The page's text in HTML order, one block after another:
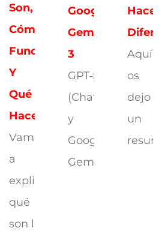
Son,
Cómo
Funcionan
Y
Qué
Hacen
Vamos
a
explicarte
qué
son los
Google
Gemini
3
GPT‑5.2
(ChatGPT)
y
Google
Gemini
Hace
Aquí
os
dejo
un